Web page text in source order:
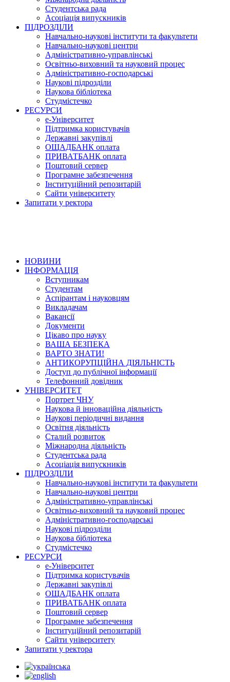
Студентська рада
Асоціація випускників
ПІДРОЗДІЛИ
Навчально-наукові інститути та факультети
Навчально-наукові центри
Адміністративно-управлінські
Освітньо-виховний та науковий процес
Адміністративно-господарські
Наукові підрозділи
Наукова бібліотека
Студмістечко
РЕСУРСИ
е-Університет
Підтримка користувачів
Державні закупівлі
ОЩАДБАНК оплата
ПРИВАТБАНК оплата
Поштовий сервер
Програмне забезпечення
Інституційний репозитарій
Сайти університету
Запитати у ректора
НОВИНИ
ІНФОРМАЦІЯ
Вступникам
Студентам
Аспірантам і науковцям
Викладачам
Вакансії
Документи
Цікаво про науку
ВАША БЕЗПЕКА
ВАРТО ЗНАТИ!
АНТИКОРУПЦІЙНА ДІЯЛЬНІСТЬ
Доступ до публічної інформації
Телефонний довідник
УНІВЕРСИТЕТ
Портрет ЧНУ
Наукова й інноваційна діяльність
Наукові періодичні видання
Освітня діяльність
Сталий розвиток
Міжнародна діяльність
Студентська рада
Асоціація випускників
ПІДРОЗДІЛИ
Навчально-наукові інститути та факультети
Навчально-наукові центри
Адміністративно-управлінські
Освітньо-виховний та науковий процес
Адміністративно-господарські
Наукові підрозділи
Наукова бібліотека
Студмістечко
РЕСУРСИ
е-Університет
Підтримка користувачів
Державні закупівлі
ОЩАДБАНК оплата
ПРИВАТБАНК оплата
Поштовий сервер
Програмне забезпечення
Інституційний репозитарій
Сайти університету
Запитати у ректора